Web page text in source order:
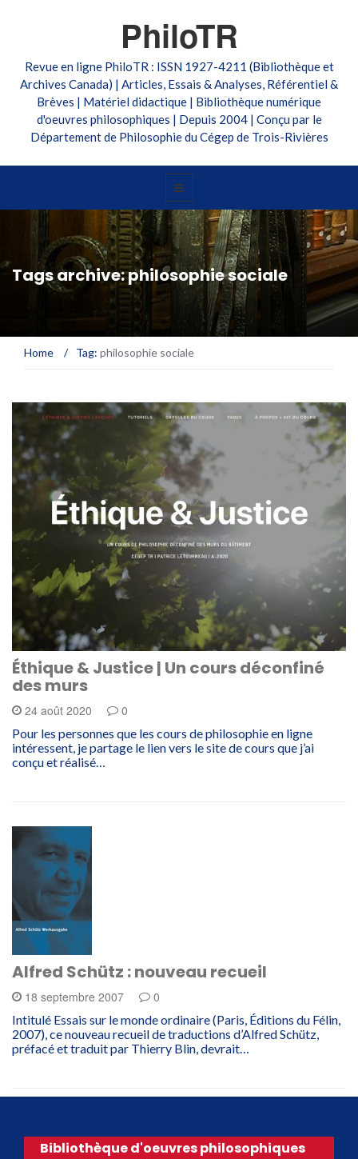
PhiloTR
Revue en ligne PhiloTR : ISSN 1927-4211 (Bibliothèque et
Archives Canada) | Articles, Essais & Analyses, Référentiel &
Brèves | Matériel didactique | Bibliothèque numérique
d'oeuvres philosophiques | Depuis 2004 | Conçu par le
Département de Philosophie du Cégep de Trois-Rivières
Tags archive: philosophie sociale
Home / Tag: philosophie sociale
Éthique & Justice | Un cours déconfiné
des murs
24 août 2020 0
Pour les personnes que les cours de philosophie en ligne
intéressent, je partage le lien vers le site de cours que j’ai
conçu et réalisé…
Alfred Schütz : nouveau recueil
18 septembre 2007 0
Intitulé Essais sur le monde ordinaire (Paris, Éditions du Félin,
2007), ce nouveau recueil de traductions d’Alfred Schütz,
préfacé et traduit par Thierry Blin, devrait…
Bibliothèque d'oeuvres philosophiques